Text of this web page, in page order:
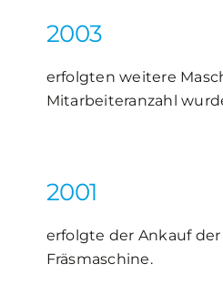
2003
erfolgten weitere
Mitarbeiteranzahl
2001
erfolgte der Ankauf der
Fräsmaschine.